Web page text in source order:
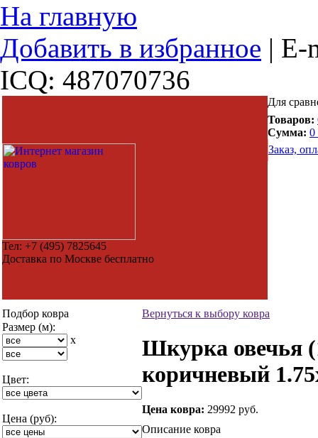
На главную
Добавить в избранное | E-
ICQ: 487070736
Тел: +7 (495) 7825645
Доставка по Москве бесплатно
Для
Товаров:
Сумма: 0
Заказ,
Подбор ковра
Размер (м):
x
Цвет:
Цена (руб):
Вернуться к выбору ковра
Шкурка овечья
коричневый
Цена ковра: 29992 руб.
Описание ковра